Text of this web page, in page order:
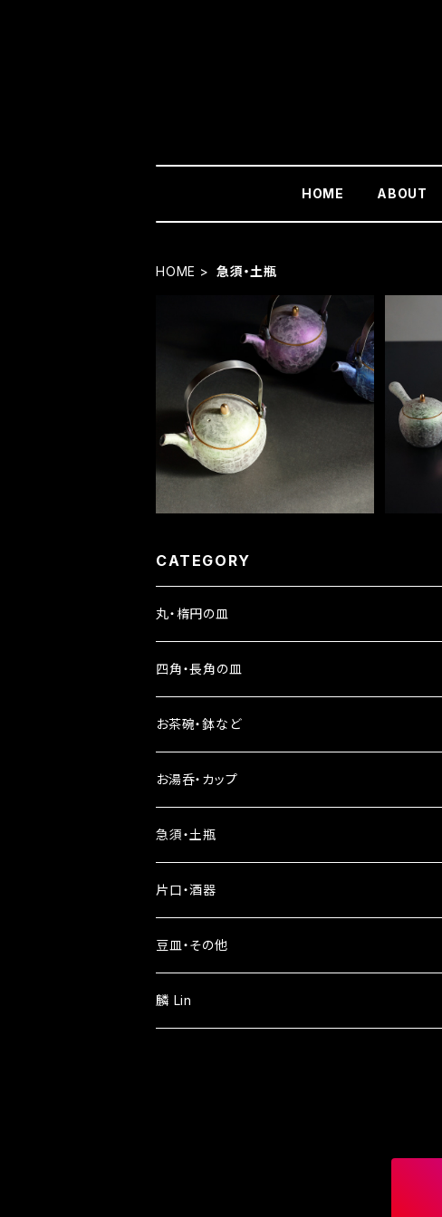
HOME ABOUT
HOME 急須・土瓶
麟 Lin 土瓶（３色）
¥19,800
CATEGORY
丸・楕円の皿
四角・長角の皿
お茶碗・鉢など
お湯呑・カップ
急須・土瓶
片口・酒器
豆皿・その他
麟 Lin